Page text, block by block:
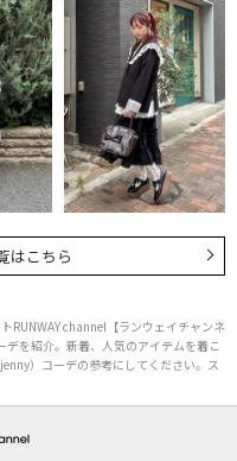
はこちら
RUNWAY channel【ランウェイチャンネ
を紹介。新着、人気のアイテムを着こ
）コーデの参考にしてください。ス